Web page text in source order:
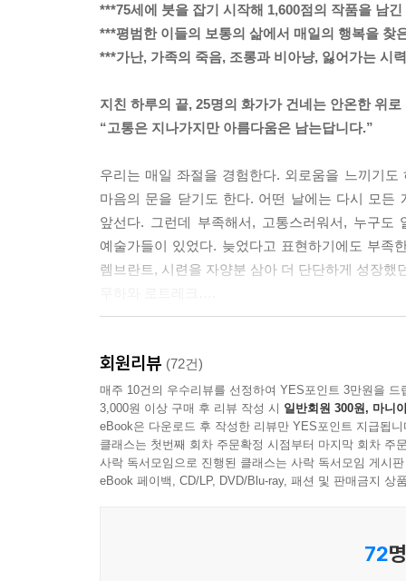
***75세에 붓을 잡기 시작해 1,600점의 작품을 남
***평범한 이들의 보통의 삶에서 매일의 행복을 찾
***가난, 가족의 죽음, 조롱과 비아냥, 잃어가는 시
지친 하루의 끝, 25명의 화가가 건네는 안온한 위로
“고통은 지나가지만 아름다움은 남는답니다.”
우리는 매일 좌절을 경험한다. 외로움을 느끼기
마음의 문을 닫기도 한다. 어떤 날에는 다시 모든
앞선다. 그런데 부족해서, 고통스러워서, 누구
예술가들이 있었다. 늦었다고 표현하기에도 부
렘브란트, 시련을 자양분 삼아 더 단단하게 성장
겪으면서도 끝내 포기하지 않고 그림을 그릴 수
그들의 삶에 대한 물음에서 탄생한 따뜻한 위로의
"그의 작품 해설을 듣고 눈물이 왈칵 쏟아졌다"
"처음부터 그에게 미술을 배웠다면 지루하지 않았
프랑스 공인 문화해설사이자, 10년이 넘는 기
회원리뷰 (72건)
매주 10건의 우수리뷰를 선정하여 YES포인트 3만원을 드
3,000원 이상 구매 후 리뷰 작성 시 일반회원 300원, 마니
eBook은 다운로드 후 작성한 리뷰만 YES포인트 지급됩니
클래스는 첫번째 회차 주문확정 시점부터 마지막 회차 주
사락 독서모임으로 진행된 클래스는 사락 독서모임 게시
eBook 페이백, CD/LP, DVD/Blu-ray, 패션 및 판매금지 상
72